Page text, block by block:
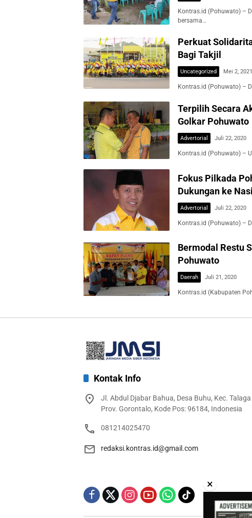
Kontras.id (Pohuwato) –
bersama…
Perkuat
Bagi Takjil
Uncategorized Mei 2, 2021
Kontras.id (Pohuwato) –
Terpilih Secara
Golkar Pohuwato
Advertorial Juli 22, 2020
Kontras.id (Pohuwato) –
Fokus Pilkada
Dukungan ke
Advertorial Juli 22, 2020
Kontras.id (Pohuwato) –
Bermodal Restu
Pohuwato
Daerah Juli 21, 2020
Kontras.id (Kabupaten
Kontak Info
Jl. Abdul Djabar Bahua, Desa Buhu, Kec.
Prov. Gorontalo, Kode Pos: 96184, Indonesia
081214025470
redaksi.kontras.id@gmail.com
×